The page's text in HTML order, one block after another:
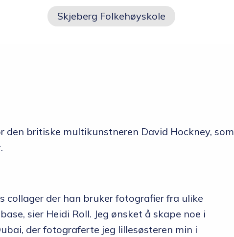
og reglement
Skjeberg Folkehøyskole
britiske multikunstneren David Hockney, som
collager der han bruker fotografier fra ulike
sier Heidi Roll. Jeg ønsket å skape noe i
der fotograferte jeg lillesøsteren min i